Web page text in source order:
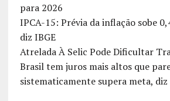
para 2026
IPCA-15: Prévia da inflação sobe
diz IBGE
Atrelada À Selic Pode Dificultar
Brasil tem juros mais altos que
sistematicamente supera meta,